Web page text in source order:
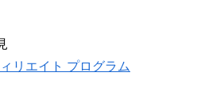
リエイト プログラム